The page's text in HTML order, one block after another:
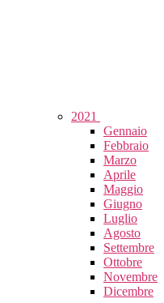
2021
Gennaio
Febbraio
Marzo
Aprile
Maggio
Giugno
Luglio
Agosto
Settembre
Ottobre
Novembre
Dicembre